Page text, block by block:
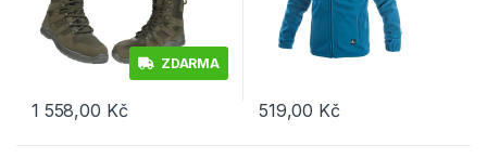
ZDARMA
1 558,00 Kč
Tento produkt má více variant. Možnosti lze vybrat na stránce
519,00 Kč
Tento produkt má více variant.